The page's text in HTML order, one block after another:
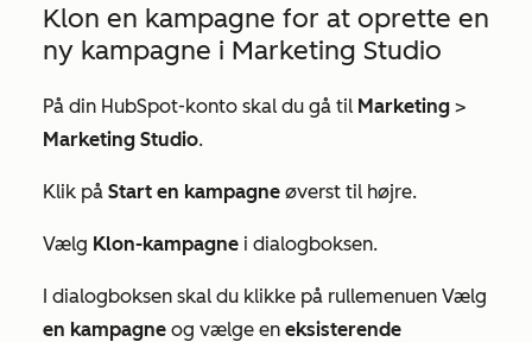
Klon en kampagne for at oprette en
ny kampagne i Marketing Studio
På din HubSpot-konto skal du gå til Marketing >
Marketing Studio.
Klik på Start en kampagne øverst til højre.
Vælg Klon-kampagne i dialogboksen.
I dialogboksen skal du klikke på rullemenuen Vælg
en kampagne og vælge en eksisterende